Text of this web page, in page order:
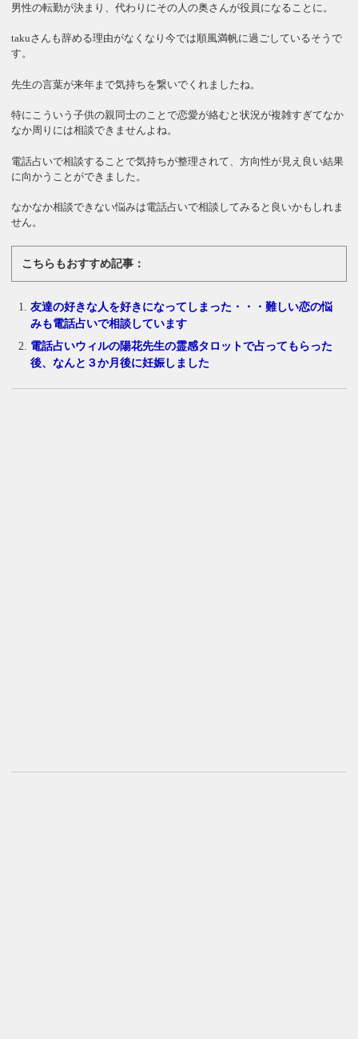
男性の転勤が決まり、代わりにその人の奥さんが役員になることに。
takuさんも辞める理由がなくなり今では順風満帆に過ごしているそうで
す。
先生の言葉が来年まで気持ちを繋いでくれましたね。
特にこういう子供の親同士のことで恋愛が絡むと状況が複雑すぎてなか
なか周りには相談できませんよね。
電話占いで相談することで気持ちが整理されて、方向性が見え良い結果
に向かうことができました。
なかなか相談できない悩みは電話占いで相談してみると良いかもしれま
せん。
こちらもおすすめ記事：
友達の好きな人を好きになってしまった・・・難しい恋の悩
みも電話占いで相談しています
電話占いウィルの陽花先生の霊感タロットで占ってもらった
後、なんと３か月後に妊娠しました